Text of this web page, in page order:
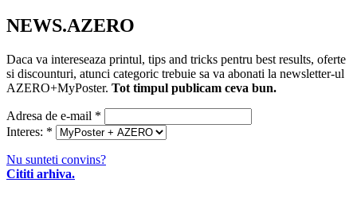
NEWS.AZERO
Daca va intereseaza printul, tips and tricks pentru best results, oferte
si discounturi, atunci categoric trebuie sa va abonati la newsletter-ul
AZERO+MyPoster. Tot timpul publicam ceva bun.
Adresa de e-mail *
Interes: *
Nu sunteti convins?
Cititi arhiva.